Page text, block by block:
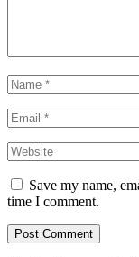
Save my name,
time I comment.